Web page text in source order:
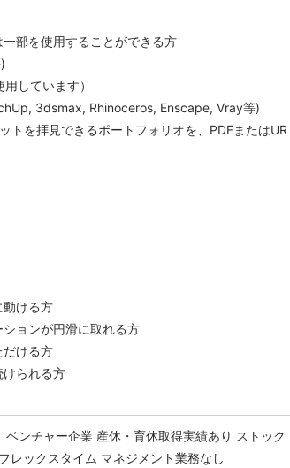
部を使用することができる方
しています）
3dsmax, Rhinoceros, Enscape, Vray等)
を拝見できるポートフォリオを、PDFまたはUR
動ける方
ションが円滑に取れる方
だける方
けられる方
ベンチャー企業 産休・育休取得実績あり ストック
フレックスタイム マネジメント業務なし